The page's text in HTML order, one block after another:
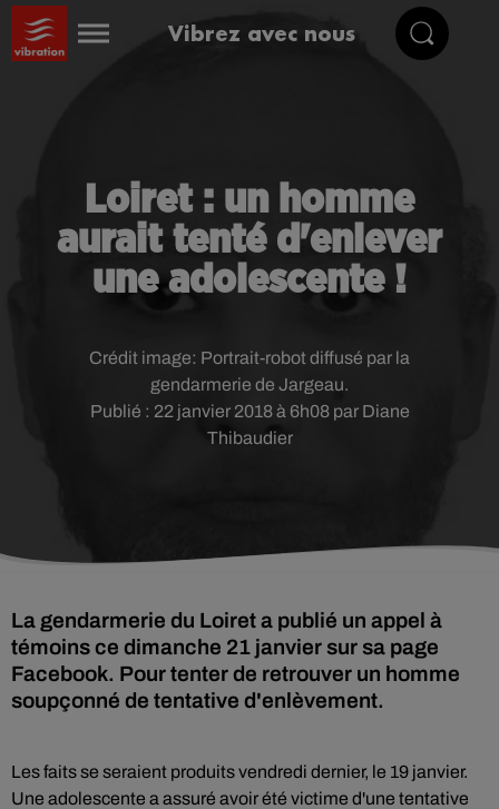
Vibrez avec nous
Loiret : un homme
aurait tenté d'enlever
une adolescente !
Publié : 22 janvier 2018 à 6h08 par Diane
Thibaudier
Crédit image: Portrait-robot diffusé par la
gendarmerie de Jargeau.
La gendarmerie du Loiret a publié un appel à
témoins ce dimanche 21 janvier sur sa page
Facebook. Pour tenter de retrouver un homme
soupçonné de tentative d'enlèvement.
Les faits se seraient produits vendredi dernier, le 19 janvier.
Une adolescente a assuré avoir été victime d'une tentative